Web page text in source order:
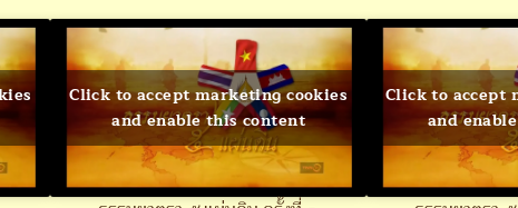
Click to accept marketing cookies
and enable this content
Click to accept
and